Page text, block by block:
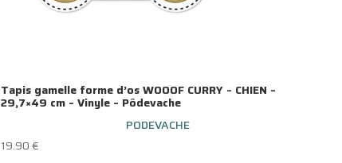
Tapis gamelle forme d’os WOOOF CURRY – CHIEN –
29,7×49 cm – Vinyle – Pôdevache
PODEVACHE
19.90€